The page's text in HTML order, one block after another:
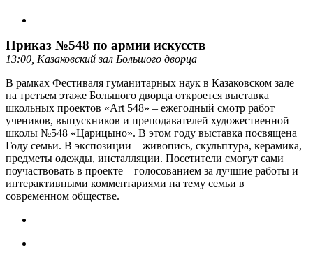
Приказ №548 по армии искусств
13:00, Казаковский зал Большого дворца
В рамках Фестиваля гуманитарных наук в Казаковском зале
на третьем этаже Большого дворца откроется выставка
школьных проектов «Art 548» – ежегодный смотр работ
учеников, выпускников и преподавателей художественной
школы №548 «Царицыно». В этом году выставка посвящена
Году семьи. В экспозиции – живопись, скульптура, керамика,
предметы одежды, инсталляции. Посетители смогут сами
поучаствовать в проекте – голосованием за лучшие работы и
интерактивными комментариями на тему семьи в
современном обществе.